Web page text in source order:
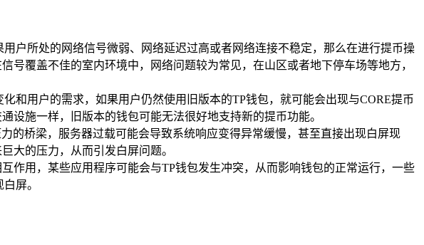
户所处的网络信号微弱、网络延迟过高或者网络连接不稳定，那么在进行提币操
覆盖不佳的室内环境中，网络问题较为常见，在山区或者地下停车场等地方，
和用户的需求，如果用户仍然使用旧版本的TP钱包，就可能会出现与CORE提币
设施一样，旧版本的钱包可能无法很好地支持新的提币功能。
的桥梁，服务器过载可能会导致系统响应变得异常缓慢，甚至直接出现白屏现
大的压力，从而引发白屏问题。
作用，某些应用程序可能会与TP钱包发生冲突，从而影响钱包的正常运行，一些
屏。